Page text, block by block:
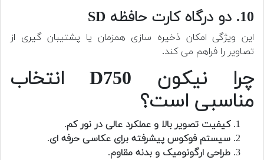
10. دو درگاه کارت حافظه SD
این ویژگی امکان ذخیره سازی همزمان یا پشتیبان گیری از
تصاویر را فراهم می کند.
چرا نیکون D750 انتخاب
مناسبی است؟
کیفیت تصویر بالا و عملکرد عالی در نور کم.
سیستم فوکوس پیشرفته برای عکاسی حرفه ای.
طراحی ارگونومیک و بدنه مقاوم.